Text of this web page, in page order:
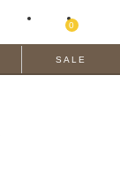
0
SALE